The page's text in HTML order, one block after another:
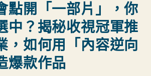
點開「一部片」，你
中？揭秘收視冠軍推
，如何用「內容逆向
爆款作品